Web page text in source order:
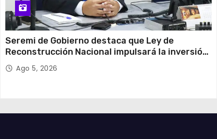
Seremi de Gobierno destaca que Ley de
Reconstrucción Nacional impulsará la inversión
y el empleo en Tarapacá
Ago 5, 2026